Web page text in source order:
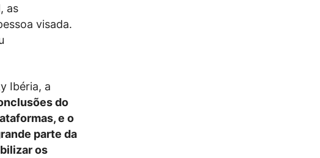
as
visada.
Ibéria, a
do
e o
parte da
os